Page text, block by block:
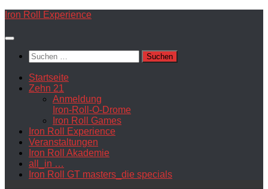
Zum
springen
Iron Roll Experience
Suchen
nach:
Startseite
Zehn 21
Anmeldung
Iron-Roll-O-Drome
Iron Roll Games
Iron Roll Experience
Veranstaltungen
Iron Roll Akademie
all_in …
Iron Roll GT masters_die specials